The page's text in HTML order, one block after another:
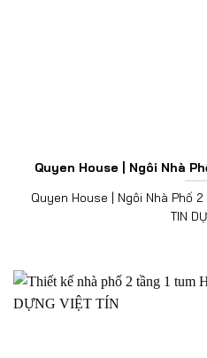
Quyen House | Ngôi Nhà
Quyen House | Ngôi Nhà Phố 2
TIN